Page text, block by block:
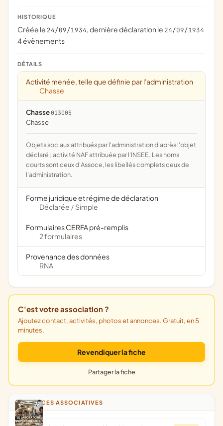
HISTORIQUE
Créée le 24/09/1934, dernière déclaration le 24/09/1934
4 évènements
DÉTAILS
Activité menée, telle que définie par l'administration
Chasse
Chasse 013005
chasse
Objets sociaux attribués par l'administration d'après l'objet
déclaré ; activité NAF attribuée par l'INSEE. Les noms
courts sont ceux d'Assoce, les libellés complets ceux de
l'administration.
Forme juridique et régime de déclaration
Déclarée / Simple
Formulaires CERFA pré-remplis
2 formulaires
Provenance des données
RNA
C'est votre association ?
Ajoutez contact, activités, photos et annonces. Gratuit, en 5
minutes.
Revendiquer la fiche
Partager la fiche
ANNONCES ASSOCIATIVES